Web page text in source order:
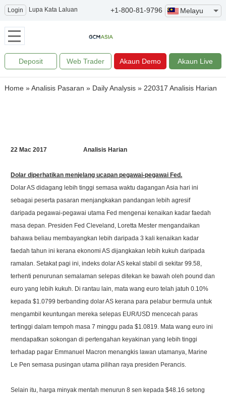
+1-800-81-9796 Melayu
Login Lupa Kata Laluan
Deposit Web Trader Akaun Demo Akaun Live
Home »Analisis Pasaran » Daily Analysis »220317 Analisis Harian
22 Mac 2017 Analisis Harian
Dolar diperhatikan menjelang ucapan pegawai-pegawai Fed.
Dolar AS didagang lebih tinggi semasa waktu dagangan Asia hari ini
sebagai peserta pasaran menjangkakan pandangan lebih agresif
daripada pegawai-pegawai utama Fed mengenai kenaikan kadar faedah
masa depan. Presiden Fed Cleveland, Loretta Mester mengandaikan
bahawa beliau membayangkan lebih daripada 3 kali kenaikan kadar
faedah tahun ini kerana ekonomi AS dijangkakan lebih kukuh daripada
ramalan. Setakat pagi ini, indeks dolar AS kekal stabil di sekitar 99.58,
terhenti penurunan semalaman selepas ditekan ke bawah oleh pound dan
euro yang lebih kukuh. Di rantau lain, mata wang euro telah jatuh 0.10%
kepada $1.0799 berbanding dolar AS kerana para pelabur bermula untuk
mengambil keuntungan mereka selepas EUR/USD mencecah paras
tertinggi dalam tempoh masa 7 minggu pada $1.0819. Mata wang euro ini
mendapatkan sokongan di pertengahan keyakinan yang lebih tinggi
terhadap pagar Emmanuel Macron menangkis lawan utamanya, Marine
Le Pen semasa pusingan utama pilihan raya presiden Perancis.
Selain itu, harga minyak mentah menurun 8 sen kepada $48.16 setong